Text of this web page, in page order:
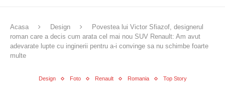
Acasa Design
Povestea lui Victor Sfiazof, designerul
roman care a decis cum arata cel mai nou SUV Renault: Am avut
adevarate lupte cu inginerii pentru a-i convinge sa nu schimbe foarte
multe
Design Foto Renault Romania Top Story